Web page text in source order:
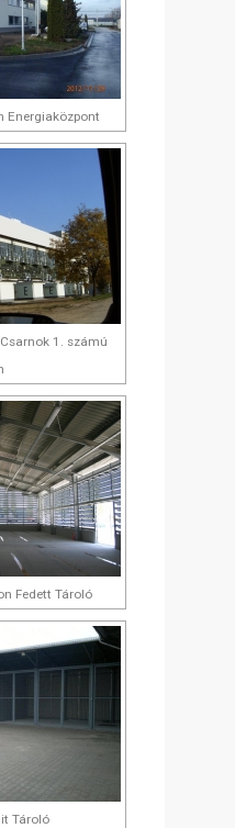
Energiaközpont
1. számú
Fedett Tároló
Tároló